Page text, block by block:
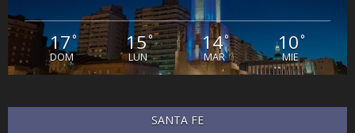
17°
DOM
15°
LUN
14°
MAR
10°
MIE
SANTA FE